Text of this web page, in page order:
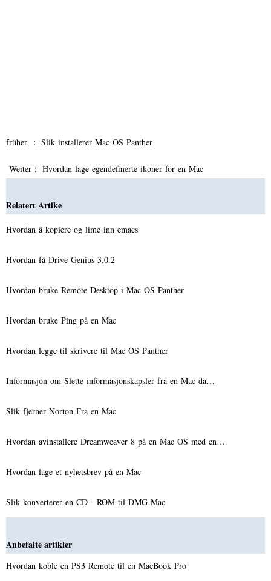
früher ： Slik installerer Mac OS Panther
Weiter： Hvordan lage egendefinerte ikoner for en Mac
Relatert Artike
Hvordan å kopiere og lime inn emacs
Hvordan få Drive Genius 3.0.2
Hvordan bruke Remote Desktop i Mac OS Panther
Hvordan bruke Ping på en Mac
Hvordan legge til skrivere til Mac OS Panther
Informasjon om Slette informasjonskapsler fra en Mac da…
Slik fjerner Norton Fra en Mac
Hvordan avinstallere Dreamweaver 8 på en Mac OS med en…
Hvordan lage et nyhetsbrev på en Mac
Slik konverterer en CD - ROM til DMG Mac
Anbefalte artikler
Hvordan koble en PS3 Remote til en MacBook Pro